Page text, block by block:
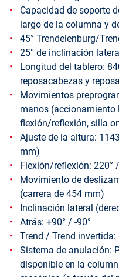
Capacidad de soporte
largo de la columna y
45° Trendelenburg/
25° de inclinación
Longitud del tablero:
reposacabezas y
Movimientos
manos (accionamiento
flexión/reflexión, silla
Ajuste de la altura:
mm)
Flexión/reflexión: 220°
Movimiento de
(carrera de 454 mm)
Inclinación lateral
Atrás: +90° / -90°
Trend / Trend invertida:
Sistema de anulación:
disponible en la